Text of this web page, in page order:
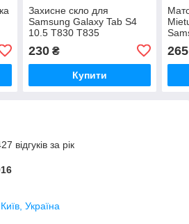
Захисне скло для
Samsung Galaxy Tab S4
10.5 T830 T835
230₴
Купити
265
відгуків за рік
Україна